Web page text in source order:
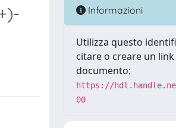
Informazioni
Utilizza questo
citare o creare un
documento:
https://
00